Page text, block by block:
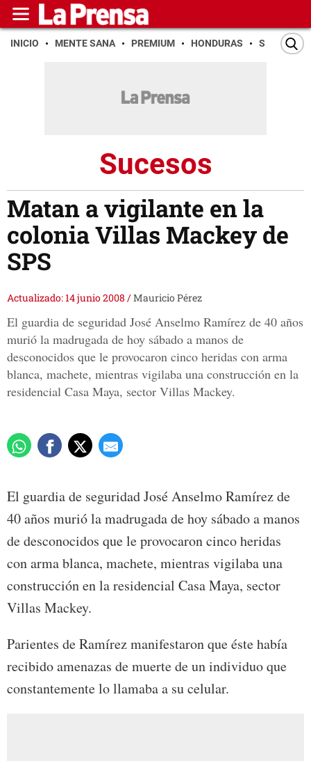
INICIO MENTE SANA PREMIUM HONDURAS SAN PEDRO
Sucesos
Matan a vigilante en la
colonia Villas Mackey de
SPS
Actualizado: 14 junio 2008 /Mauricio Pérez
El guardia de seguridad José Anselmo Ramírez de 40 años
murió la madrugada de hoy sábado a manos de
desconocidos que le provocaron cinco heridas con arma
blanca, machete, mientras vigilaba una construcción en la
residencial Casa Maya, sector Villas Mackey.
El guardia de seguridad José Anselmo Ramírez de
40 años murió la madrugada de hoy sábado a manos
de desconocidos que le provocaron cinco heridas
con arma blanca, machete, mientras vigilaba una
construcción en la residencial Casa Maya, sector
Villas Mackey.
Parientes de Ramírez manifestaron que éste había
recibido amenazas de muerte de un individuo que
constantemente lo llamaba a su celular.